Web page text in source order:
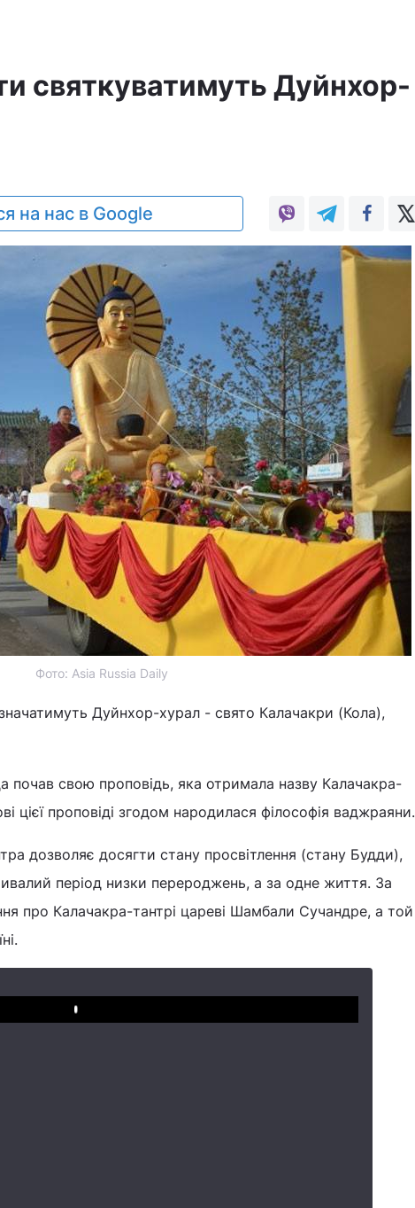
святкуватимуть Дуйнхор-
на нас в Google
Фото: Asia Russia Daily
Дуйнхор-хурал - свято Калачакри (Кола),
почав свою проповідь, яка отримала назву Калачакра-
цієї проповіді згодом народилася філософія ваджраяни.
дозволяє досягти стану просвітлення (стану Будди),
період низки перероджень, а за одне життя. За
про Калачакра-тантрі цареві Шамбали Сучандре, а той
Play